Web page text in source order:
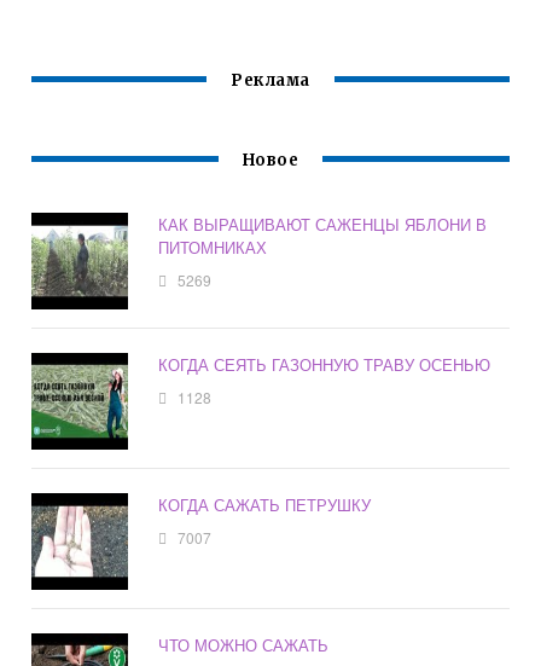
Реклама
Новое
КАК ВЫРАЩИВАЮТ САЖЕНЦЫ ЯБЛОНИ В
ПИТОМНИКАХ
5269
КОГДА СЕЯТЬ ГАЗОННУЮ ТРАВУ ОСЕНЬЮ
1128
КОГДА САЖАТЬ ПЕТРУШКУ
7007
ЧТО МОЖНО САЖАТЬ